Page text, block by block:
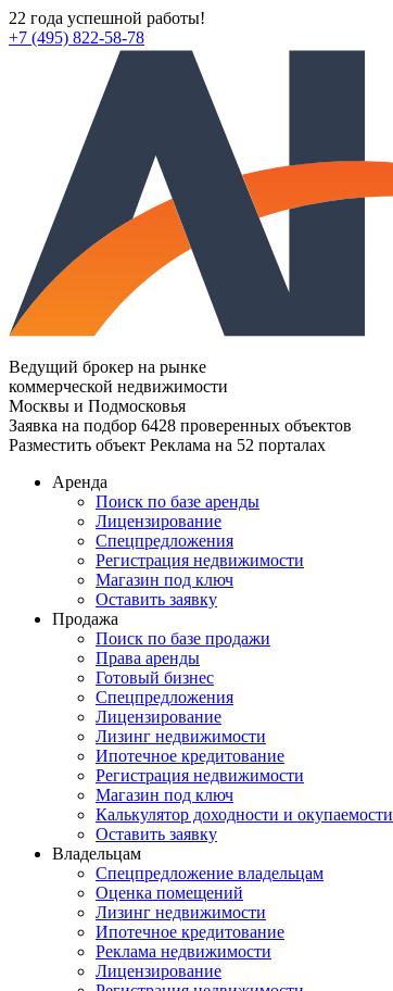
22 года успешной работы!
+7 (495) 822-58-78
Ведущий брокер на рынке
коммерческой недвижимости
Москвы и Подмосковья
Заявка на подбор 6428 проверенных объектов
Разместить объект Реклама на 52 порталах
Аренда
Поиск по базе аренды
Лицензирование
Спецпредложения
Регистрация недвижимости
Магазин под ключ
Оставить заявку
Продажа
Поиск по базе продажи
Права аренды
Готовый бизнес
Спецпредложения
Лицензирование
Лизинг недвижимости
Ипотечное кредитование
Регистрация недвижимости
Магазин под ключ
Калькулятор доходности и окупаемости
Оставить заявку
Владельцам
Спецпредложение владельцам
Оценка помещений
Лизинг недвижимости
Ипотечное кредитование
Реклама недвижимости
Лицензирование